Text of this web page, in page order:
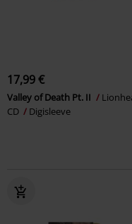
17,99 €
Valley of Death Pt. II
CD
Digisleeve